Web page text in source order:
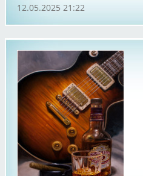
12.05.2025 21:22